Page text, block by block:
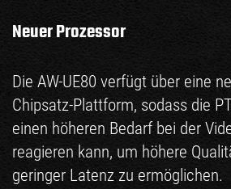
Neuer Prozessor
Die AW-UE80 verfügt über eine
Chipsatz-Plattform, sodass die
einen höheren Bedarf bei der
reagieren kann, um höhere
geringer Latenz zu ermöglichen.